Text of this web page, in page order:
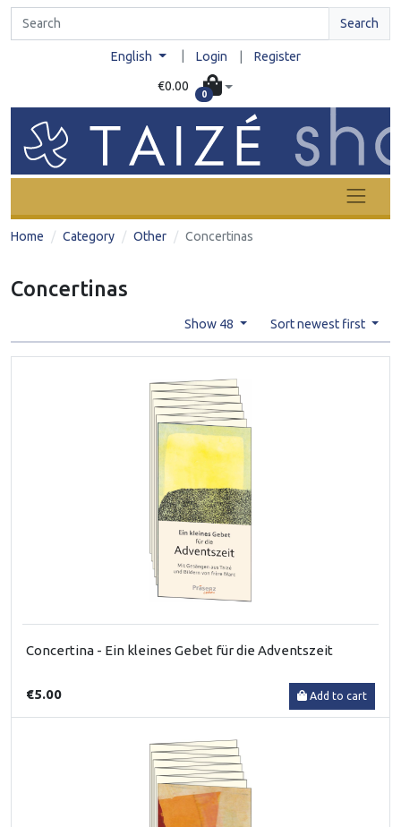
Search
English Login Register
€0.00
0
Home Category Other Concertinas
Concertinas
Show 48 Sort newest first
Concertina - Ein kleines Gebet für die Adventszeit
€5.00 Add to cart